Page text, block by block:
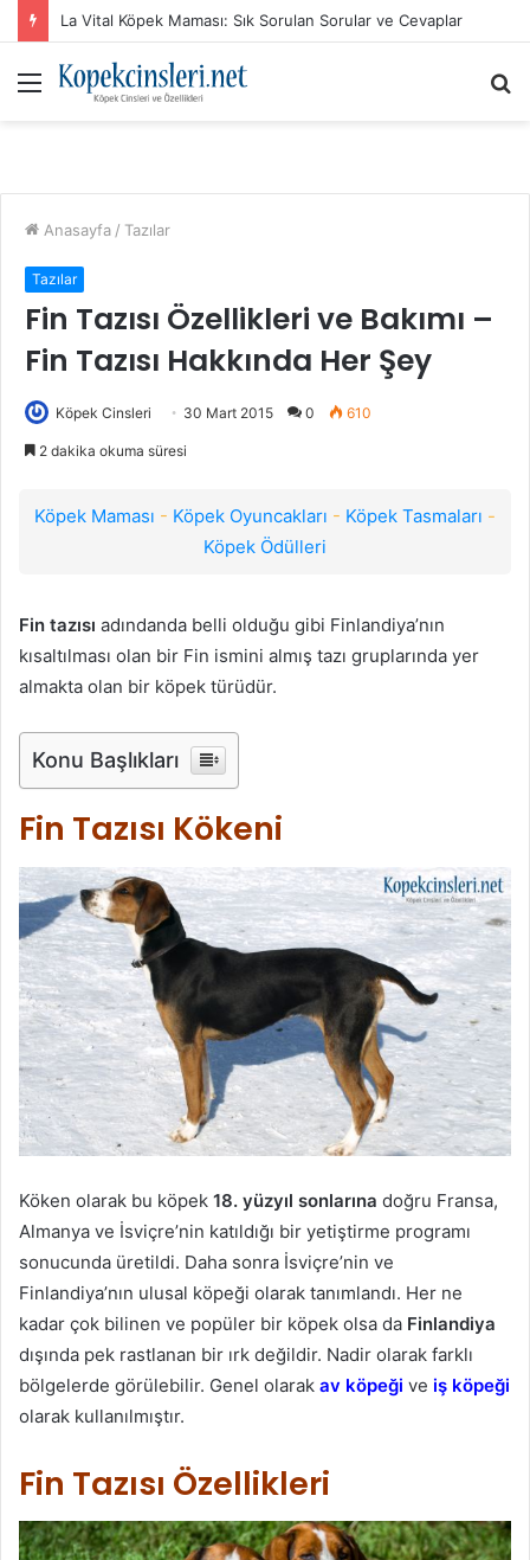
La Vital Köpek Maması: Sık Sorulan Sorular ve Cevaplar
Menü
Anasayfa / Tazılar
Tazılar
Fin Tazısı Özellikleri ve Bakımı –
Fin Tazısı Hakkında Her Şey
Köpek Cinsleri 30 Mart 2015 0 610
2 dakika okuma süresi
Köpek Maması - Köpek Oyuncakları - Köpek Tasmaları -
Köpek Ödülleri
Fin tazısı adındanda belli olduğu gibi Finlandiya’nın
kısaltılması olan bir Fin ismini almış tazı gruplarında yer
almakta olan bir köpek türüdür.
Konu Başlıkları
Fin Tazısı Kökeni
Köken olarak bu köpek 18. yüzyıl sonlarına doğru Fransa,
Almanya ve İsviçre’nin katıldığı bir yetiştirme programı
sonucunda üretildi. Daha sonra İsviçre’nin ve
Finlandiya’nın ulusal köpeği olarak tanımlandı. Her ne
kadar çok bilinen ve popüler bir köpek olsa da Finlandiya
dışında pek rastlanan bir ırk değildir. Nadir olarak farklı
bölgelerde görülebilir. Genel olarak av köpeği ve iş köpeği
olarak kullanılmıştır.
Fin Tazısı Özellikleri